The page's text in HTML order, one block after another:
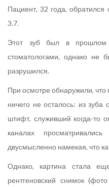
Пациент, 32 года,
3.7.
Этот зуб был в прошлом
стоматологами, однако не
разрушился.
При осмотре обнаружили, что
ничего не осталось: из зуба
штифт, служивший когда-то
каналах
двусмысленно намекая, что
Однако, картина стала
рентгеновский снимок